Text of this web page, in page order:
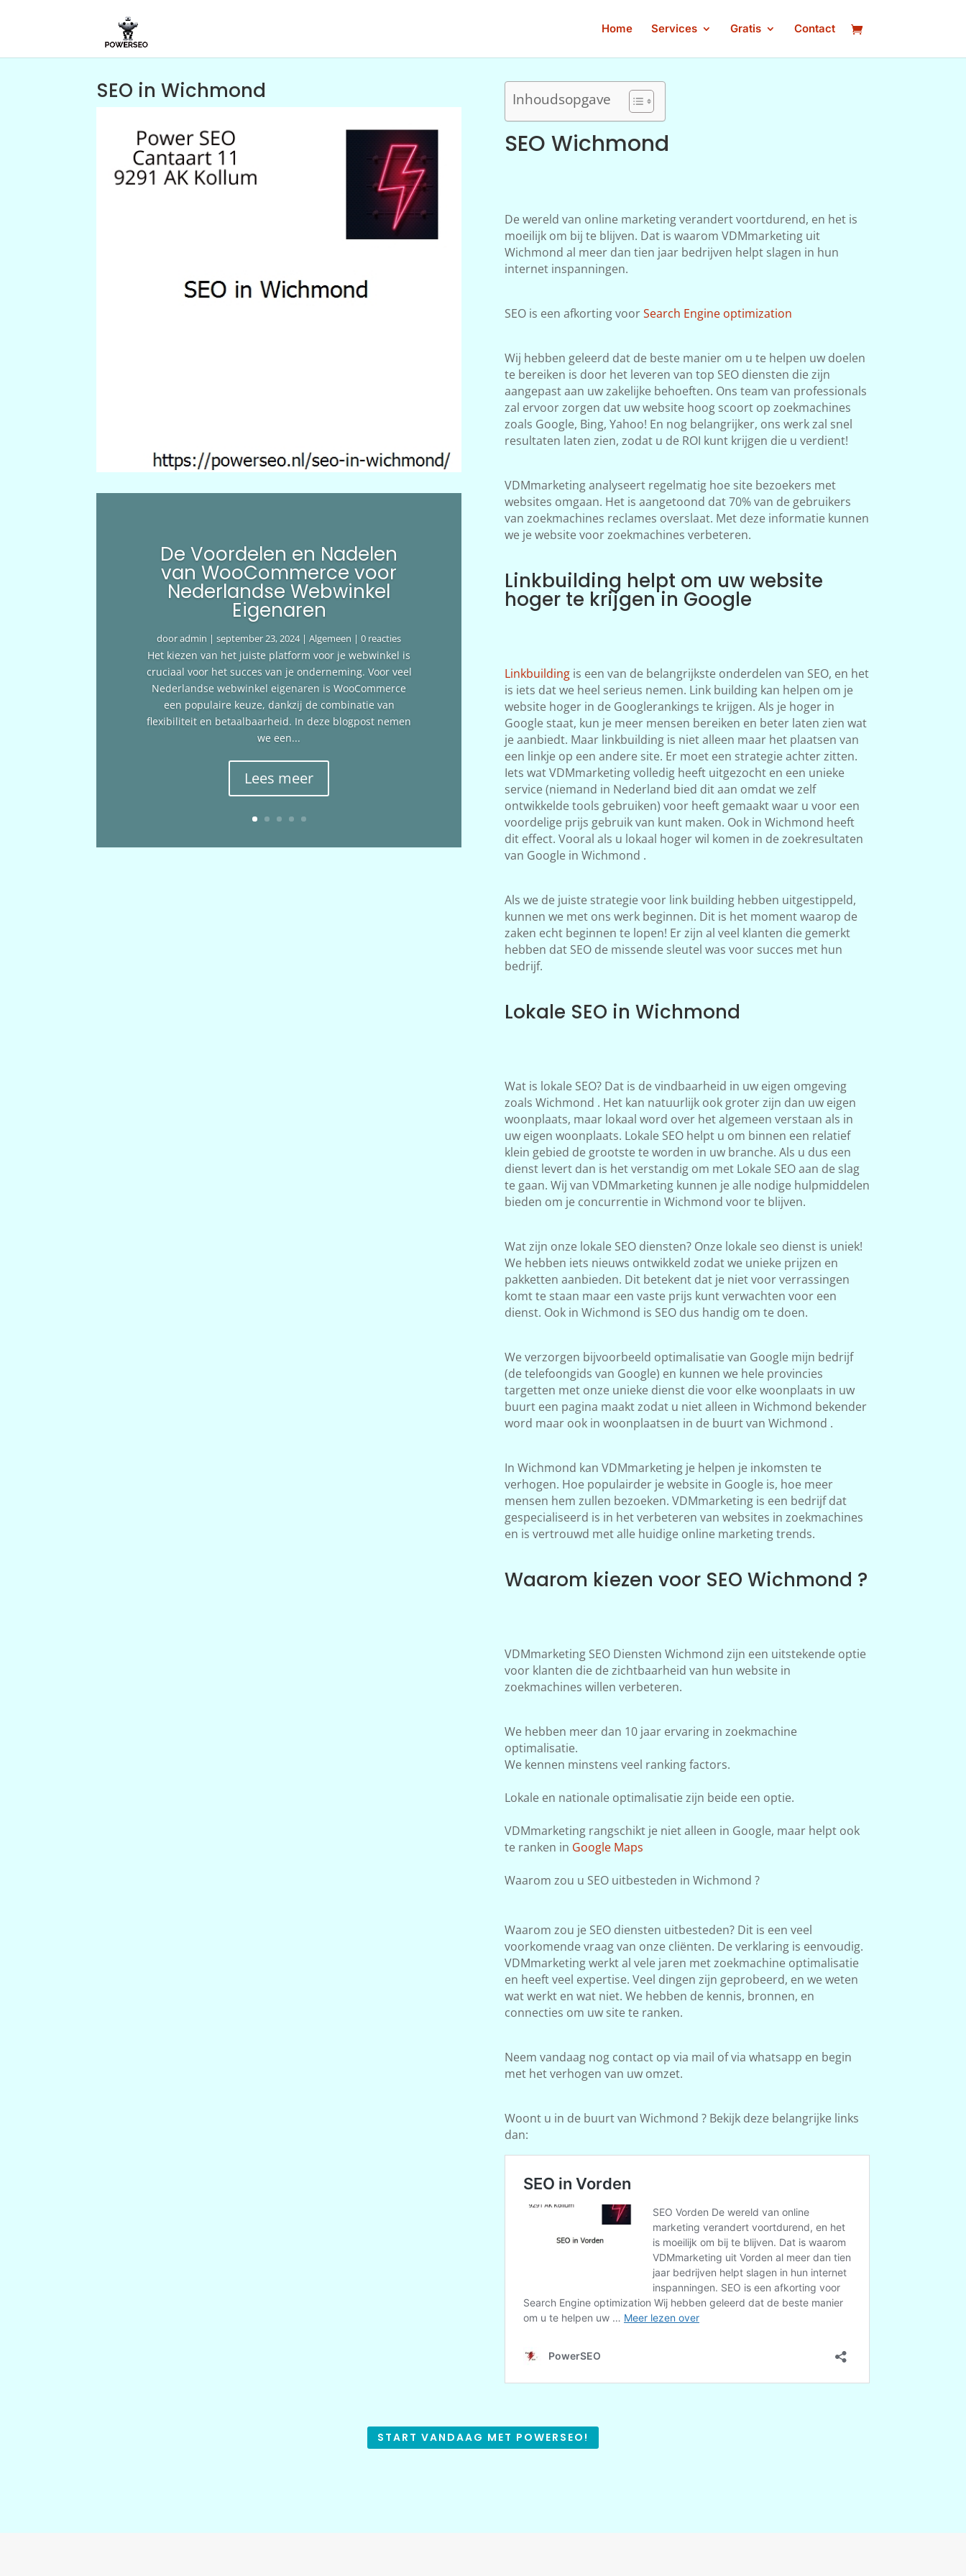
Home Services Gratis Contact
SEO in Wichmond
De Voordelen en Nadelen
van WooCommerce voor
Nederlandse Webwinkel
Eigenaren
dooradmin |september 23, 2024|Algemeen | 0 reacties
Het kiezen van het juiste platform voor je webwinkel is
cruciaal voor het succes van je onderneming. Voor veel
Nederlandse webwinkel eigenaren is WooCommerce
een populaire keuze, dankzij de combinatie van
flexibiliteit en betaalbaarheid. In deze blogpost nemen
we een...
Lees meer
Inhoudsopgave
SEO Wichmond
De wereld van online marketing verandert voortdurend, en het is
moeilijk om bij te blijven. Dat is waarom VDMmarketing uit
Wichmond al meer dan tien jaar bedrijven helpt slagen in hun
internet inspanningen.
SEO is een afkorting voorSearch Engine optimization
Wij hebben geleerd dat de beste manier om u te helpen uw doelen
te bereiken is door het leveren van top SEO diensten die zijn
aangepast aan uw zakelijke behoeften. Ons team van professionals
zal ervoor zorgen dat uw website hoog scoort op zoekmachines
zoals Google, Bing, Yahoo! En nog belangrijker, ons werk zal snel
resultaten laten zien, zodat u de ROI kunt krijgen die u verdient!
VDMmarketing analyseert regelmatig hoe site bezoekers met
websites omgaan. Het is aangetoond dat 70% van de gebruikers
van zoekmachines reclames overslaat. Met deze informatie kunnen
we je website voor zoekmachines verbeteren.
Linkbuilding helpt om uw website
hoger te krijgen in Google
Linkbuildingis een van de belangrijkste onderdelen van SEO, en het
is iets dat we heel serieus nemen. Link building kan helpen om je
website hoger in de Googlerankings te krijgen. Als je hoger in
Google staat, kun je meer mensen bereiken en beter laten zien wat
je aanbiedt. Maar linkbuilding is niet alleen maar het plaatsen van
een linkje op een andere site. Er moet een strategie achter zitten.
Iets wat VDMmarketing volledig heeft uitgezocht en een unieke
service (niemand in Nederland bied dit aan omdat we zelf
ontwikkelde tools gebruiken) voor heeft gemaakt waar u voor een
voordelige prijs gebruik van kunt maken. Ook in Wichmond heeft
dit effect. Vooral als u lokaal hoger wil komen in de zoekresultaten
van Google in Wichmond .
Als we de juiste strategie voor link building hebben uitgestippeld,
kunnen we met ons werk beginnen. Dit is het moment waarop de
zaken echt beginnen te lopen! Er zijn al veel klanten die gemerkt
hebben dat SEO de missende sleutel was voor succes met hun
bedrijf.
Lokale SEO in Wichmond
Wat is lokale SEO? Dat is de vindbaarheid in uw eigen omgeving
zoals Wichmond . Het kan natuurlijk ook groter zijn dan uw eigen
woonplaats, maar lokaal word over het algemeen verstaan als in
uw eigen woonplaats. Lokale SEO helpt u om binnen een relatief
klein gebied de grootste te worden in uw branche. Als u dus een
dienst levert dan is het verstandig om met Lokale SEO aan de slag
te gaan. Wij van VDMmarketing kunnen je alle nodige hulpmiddelen
bieden om je concurrentie in Wichmond voor te blijven.
Wat zijn onze lokale SEO diensten? Onze lokale seo dienst is uniek!
We hebben iets nieuws ontwikkeld zodat we unieke prijzen en
pakketten aanbieden. Dit betekent dat je niet voor verrassingen
komt te staan maar een vaste prijs kunt verwachten voor een
dienst. Ook in Wichmond is SEO dus handig om te doen.
We verzorgen bijvoorbeeld optimalisatie van Google mijn bedrijf
(de telefoongids van Google) en kunnen we hele provincies
targetten met onze unieke dienst die voor elke woonplaats in uw
buurt een pagina maakt zodat u niet alleen in Wichmond bekender
word maar ook in woonplaatsen in de buurt van Wichmond .
In Wichmond kan VDMmarketing je helpen je inkomsten te
verhogen. Hoe populairder je website in Google is, hoe meer
mensen hem zullen bezoeken. VDMmarketing is een bedrijf dat
gespecialiseerd is in het verbeteren van websites in zoekmachines
en is vertrouwd met alle huidige online marketing trends.
Waarom kiezen voor SEO Wichmond ?
VDMmarketing SEO Diensten Wichmond zijn een uitstekende optie
voor klanten die de zichtbaarheid van hun website in
zoekmachines willen verbeteren.
We hebben meer dan 10 jaar ervaring in zoekmachine
optimalisatie.
We kennen minstens veel ranking factors.
Lokale en nationale optimalisatie zijn beide een optie.
VDMmarketing rangschikt je niet alleen in Google, maar helpt ook
te ranken in Google Maps
Waarom zou u SEO uitbesteden in Wichmond ?
Waarom zou je SEO diensten uitbesteden? Dit is een veel
voorkomende vraag van onze cliënten. De verklaring is eenvoudig.
VDMmarketing werkt al vele jaren met zoekmachine optimalisatie
en heeft veel expertise. Veel dingen zijn geprobeerd, en we weten
wat werkt en wat niet. We hebben de kennis, bronnen, en
connecties om uw site te ranken.
Neem vandaag nog contact op via mail of via whatsapp en begin
met het verhogen van uw omzet.
Woont u in de buurt van Wichmond ? Bekijk deze belangrijke links
dan:
START VANDAAG MET POWERSEO!